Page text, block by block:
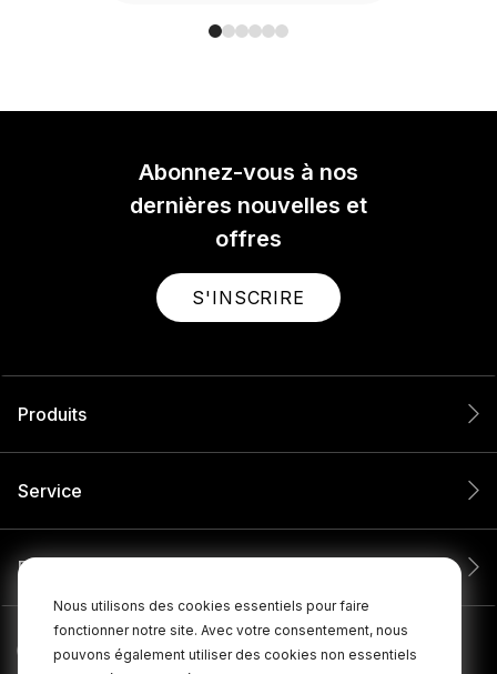
Nous utilisons des cookies essentiels pour faire
fonctionner notre site. Avec votre consentement, nous
pouvons également utiliser des cookies non essentiels
Abonnez-vous à nos
dernières nouvelles et
offres
S'INSCRIRE
Produits
Service
Entreprise